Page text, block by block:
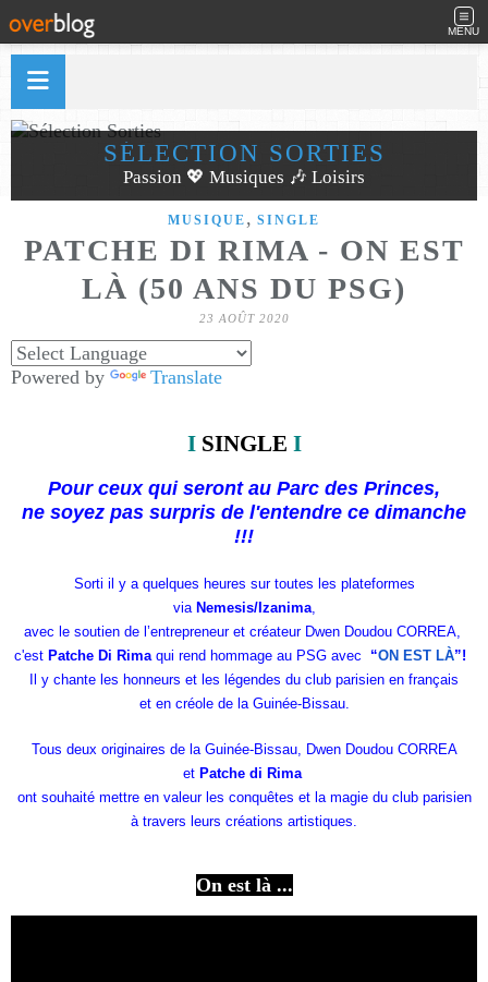
MENU
SÉLECTION SORTIES
Passion 💖 Musiques 🎶 Loisirs
MUSIQUE , SINGLE
PATCHE DI RIMA - ON EST
LÀ (50 ANS DU PSG)
23 AOÛT 2020
Powered by Translate
ISINGLE I
Pour ceux qui seront au Parc des Princes,
ne soyez pas surpris de l'entendre ce dimanche
!!!
Sorti il y a quelques heures sur toutes les plateformes
via Nemesis/Izanima,
avec le soutien de l’entrepreneur et créateur Dwen Doudou CORREA,
c'estPatche Di Rimaqui rend hommage au PSG avec “ON EST LÀ”!
Il y chante les honneurs et les légendes du club parisien en français
et en créole de la Guinée-Bissau.
Tous deux originaires de la Guinée-Bissau, Dwen Doudou CORREA
et Patche di Rima
ont souhaité mettre en valeur les conquêtes et la magie du club parisien
à travers leurs créations artistiques.
On est là ...